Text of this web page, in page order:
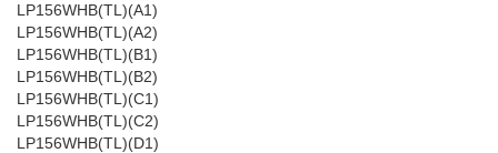
LP156WHB(TL)(A1)
LP156WHB(TL)(A2)
LP156WHB(TL)(B1)
LP156WHB(TL)(B2)
LP156WHB(TL)(C1)
LP156WHB(TL)(C2)
LP156WHB(TL)(D1)